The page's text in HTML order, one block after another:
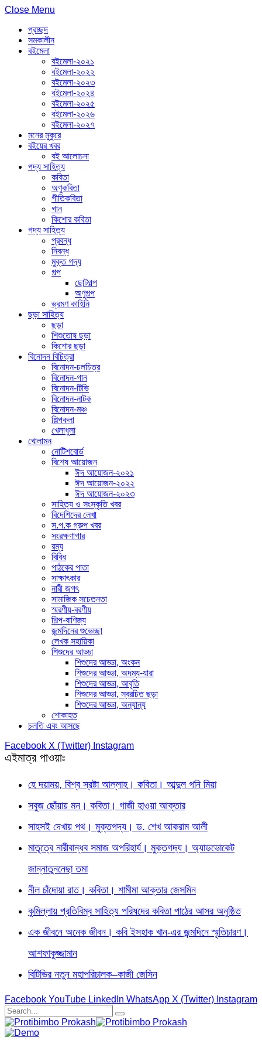
Close Menu
প্রচ্ছদ
সমকালীন
বইমেলা
বইমেলা-২০২১
বইমেলা-২০২২
বইমেলা-২০২৩
বইমেলা-২০২৪
বইমেলা-২০২৫
বইমেলা-২০২৬
বইমেলা-২০২৭
মনের মুকুরে
বইয়ের খবর
বই আলোচনা
পদ্য সাহিত্য
কবিতা
অণুকবিতা
গীতিকবিতা
গান
কিশোর কবিতা
গদ্য সাহিত্য
প্রবন্ধ
নিবন্ধ
মুক্ত গদ্য
গল্প
ছোটগল্প
অণুগল্প
ভ্রমণ কাহিনি
ছড়া সাহিত্য
ছড়া
শিশুতোষ ছড়া
কিশোর ছড়া
বিনোদন বিচিত্রা
বিনোদন-চলচিত্র
বিনোদন-গান
বিনোদন-টিভি
বিনোদন-নাটক
বিনোদন-মঞ্চ
শিল্পকলা
খেলাধুলা
খোলামন
নোটিশবোর্ড
বিশেষ আয়োজন
ঈদ আয়োজন-২০২১
ঈদ আয়োজন-২০২২
ঈদ আয়োজন-২০২৩
সাহিত্য ও সংস্কৃতি খবর
বিদেশিদের লেখা
স.প.ক গ্রুপ খবর
সংরক্ষণাগার
রম্য
বিবিধ
পাঠকের পাতা
সাক্ষাৎকার
নারী জগৎ
সামাজিক সচেতনতা
স্মরণীয়-বরণীয়
শিল্প-বাণিজ্য
জন্মদিনের শুভেচ্ছা
লেখক সহায়িকা
শিশুদের আড্ডা
শিশুদের আড্ডা, অংকন
শিশুদের আড্ডা, অদম্য-যারা
শিশুদের আড্ডা, আবৃতি
শিশুদের আড্ডা, স্বরচিত ছড়া
শিশুদের আড্ডা, অন্যান্য
শোকাহত
চলতি এবং আসছে
Facebook X (Twitter) Instagram
এইমাত্র পাওয়াঃ
হে দয়াময়, বিশ্ব স্রষ্টা আল্লাহ। কবিতা। আব্দুল গনি মিয়া
সবুজ ছোঁয়ায় মন। কবিতা। গাজী হাওয়া আক্তার
সাহসই দেখায় পথ। মুক্তগদ্য। ড. শেখ আকরাম আলী
মাতৃত্বে নারীবান্ধব সমাজ অপরিহার্য। মুক্তগদ্য। অ্যাডভোকেট
জান্নাতুননেছা তমা
নীল চাঁদোয়া রাত। কবিতা। শামীমা আক্তার জেসমিন
কুমিল্লায় প্রতিবিম্ব সাহিত্য পরিষদের কবিতা পাঠের আসর অনুষ্ঠিত
এক জীবনে অনেক জীবন। কবি ইসহাক খান-এর জন্মদিনে স্মৃতিচারণ।
আশফাকুজ্জামান
বিটিভির নতুন মহাপরিচালক–কাজী জেসিন
Facebook YouTube LinkedIn WhatsApp X (Twitter) Instagram